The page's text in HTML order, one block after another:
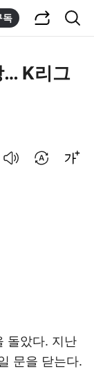
독
… K리그
돌았다. 지난
문을 닫는다.